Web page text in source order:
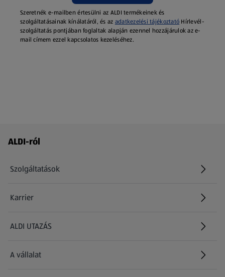
Szeretnék e-mailben értesülni az ALDI termékeinek és
szolgáltatásainak kínálatáról, és az adatkezelési tájékoztató Hírlevél-
szolgáltatás pontjában foglaltak alapján ezennel hozzájárulok az e-
mail címem ezzel kapcsolatos kezeléséhez.
Láblécmenü - további linkek
ALDI-ról
Szolgáltatások
Karrier
(új oldalon nyílik meg)
ALDI UTAZÁS
(új oldalon nyílik meg)
A vállalat